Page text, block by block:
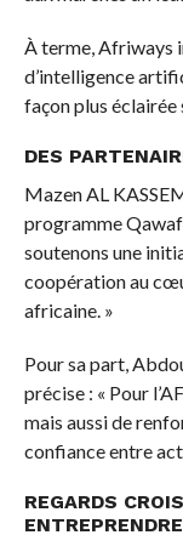
À terme, Afriways
d’intelligence
façon plus éclairée
DES
Mazen AL
programme
soutenons une
coopération au
africaine. »
Pour sa part,
précise : « Pour
mais aussi de
confiance entre
REGARDS
ENTREPRENDRE